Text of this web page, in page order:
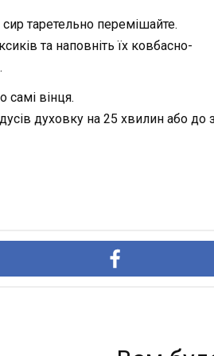
таретельно перемішайте.
та наповніть їх ковбасно-
вінця.
духовку на 25 хвилин або до